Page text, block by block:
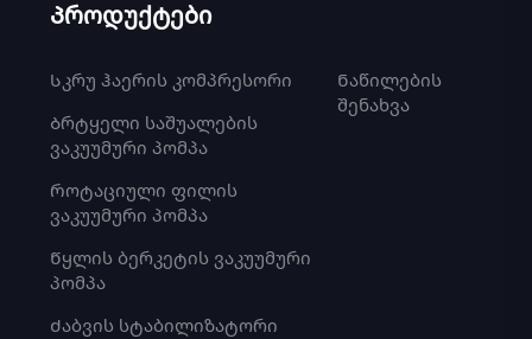
Პროდუქტები
Სკრუ ჰაერის კომპრესორი
Ბრტყელი საშუალების
ვაკუუმური პომპა
Როტაციული ფილის
ვაკუუმური პომპა
Წყლის ბერკეტის ვაკუუმური
პომპა
Ძაბვის სტაბილიზატორი
Ნაწილების
შენახვა